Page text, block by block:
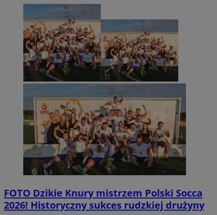
FOTO Dzikie Knury mistrzem Polski Socca
2026! Historyczny sukces rudzkiej drużyny